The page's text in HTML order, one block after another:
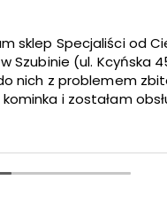
sklep Specjaliści od
Szubinie (ul. Kcyńska
nich z problemem
i zostałam
szybko zamówiona i
a jej
i bez żadnych